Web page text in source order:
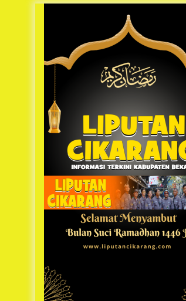
Duh Kacau Banget, Karena
Tak Dapat Fasilitas yang
Para Peserta Retret
Kabupaten Bekasi Pulang
Sebelum Waktunya
1 tahun ago
Ketua Umum Jurpala KOSMI
Indonesia Gilang Bayu
S.H, Ucapkan Terimakasih
Jurpala Kosmi
Jelang Ramadhan,
Cikarang Pusat Gelar STQ
1 tahun ago